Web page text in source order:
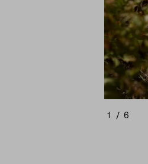
1 / 6